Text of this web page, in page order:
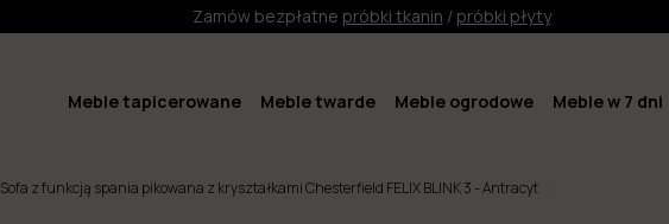
Zamów bezpłatne próbki tkanin / próbki płyty
Meble tapicerowane Meble twarde Meble ogrodowe Meble w 7 dni
Sofa z funkcją spania pikowana z kryształkami Chesterfield FELIX BLINK 3 - Antracyt